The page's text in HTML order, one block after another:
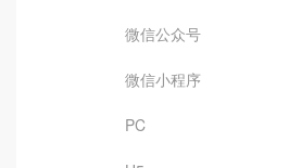
微信公众号
微信小程序
PC